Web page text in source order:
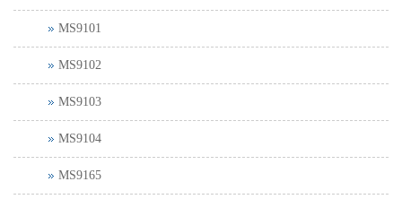
MS9101
MS9102
MS9103
MS9104
MS9165